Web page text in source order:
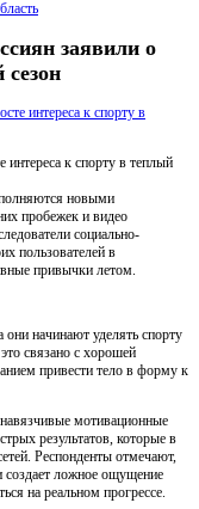
заявили о
сезон
к спорту в теплый
новыми
пробежек и видео
социально-
пользователей в
привычки летом.
они начинают уделять спорту
связано с хорошей
привести тело в форму к
мотивационные
результатов, которые в
Респонденты отмечают,
создает ложное ощущение
на реальном прогрессе.